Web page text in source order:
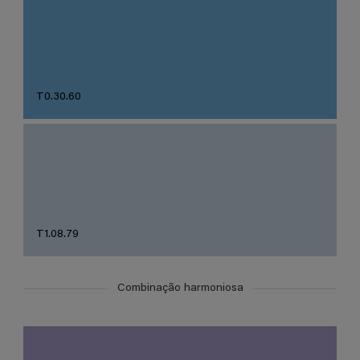
T0.30.60
T1.08.79
Combinação harmoniosa